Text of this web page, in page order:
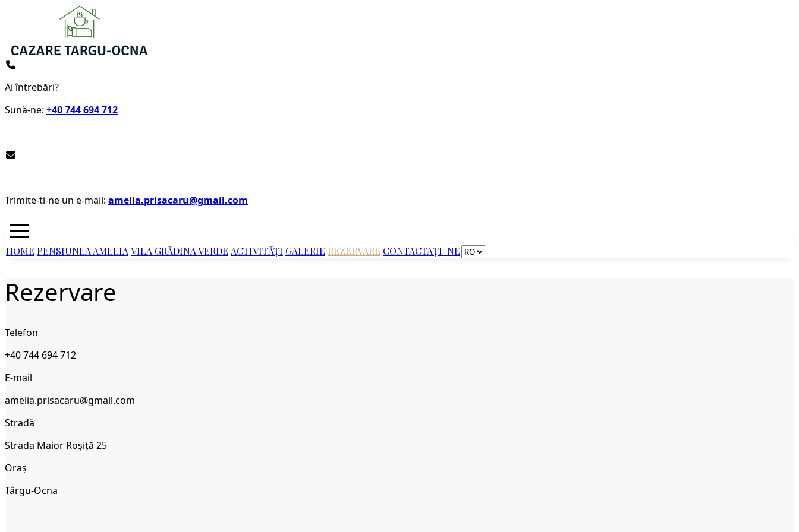
Ai întrebări?
Sună-ne: +40 744 694 712
Trimite-ti-ne un e-mail: amelia.prisacaru@gmail.com
HOME PENSIUNEA AMELIA VILA GRĂDINA VERDE ACTIVITĂȚI GALERIE REZERVARE CONTACTAŢI-NE
Rezervare
Telefon
+40 744 694 712
E-mail
amelia.prisacaru@gmail.com
Stradă
Strada Maior Roșiță 25
Oraş
Târgu-Ocna